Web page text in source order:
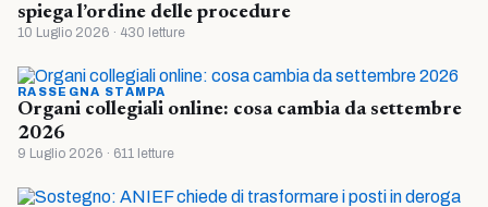
spiega l’ordine delle procedure
10 Luglio 2026 · 430 letture
RASSEGNA STAMPA
Organi collegiali online: cosa cambia da settembre
2026
9 Luglio 2026 · 611 letture